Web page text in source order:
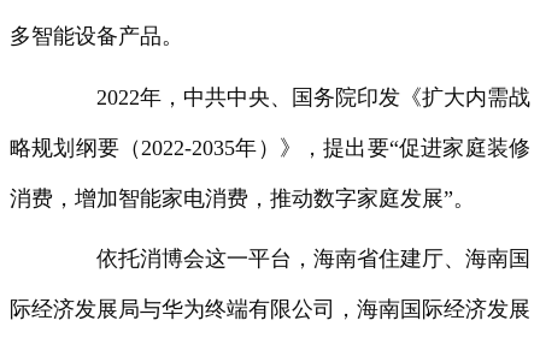
多智能设备产品。
2022年，中共中央、国务院印发《扩大内需战
略规划纲要（2022-2035年）》，提出要“促进家庭装修
消费，增加智能家电消费，推动数字家庭发展”。
依托消博会这一平台，海南省住建厅、海南国
际经济发展局与华为终端有限公司，海南国际经济发展